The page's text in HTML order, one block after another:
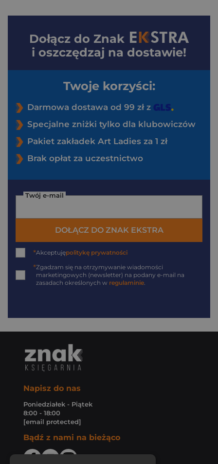
Dołącz do Znak
i oszczędzaj na dostawie!
Twoje korzyści:
Darmowa dostawa od 99 zł z
Specjalne zniżki tylko dla klubowiczów
Pakiet zakładek Art Ladies za 1 zł
Brak opłat za uczestnictwo
Twój e-mail
DOŁĄCZ DO ZNAK EKSTRA
*Akceptujępolitykę prywatności
*Zgadzam się na otrzymywanie wiadomości
marketingowych (newsletter) na podany e-mail na
zasadach określonych w regulaminie.
Napisz do nas
Poniedziałek - Piątek
8:00 - 18:00
[email protected]
Bądź z nami na bieżąco